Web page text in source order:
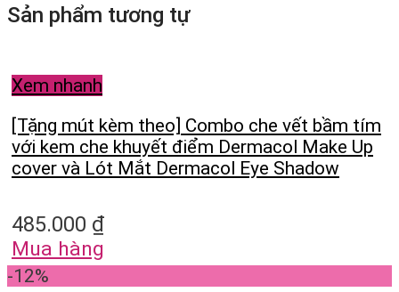
Sản phẩm tương tự
Xem nhanh
[Tặng mút kèm theo] Combo che vết bầm tím
với kem che khuyết điểm Dermacol Make Up
cover và Lót Mắt Dermacol Eye Shadow
485.000 ₫
Mua hàng
-12%